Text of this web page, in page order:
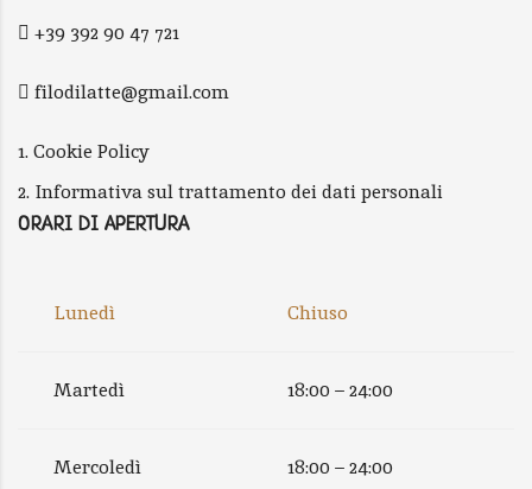
+39 392 90 47 721
filodilatte@gmail.com
1. Cookie Policy
2. Informativa sul trattamento dei dati personali
ORARI DI APERTURA
Lunedì Chiuso
Martedì 18:00 – 24:00
Mercoledì 18:00 – 24:00